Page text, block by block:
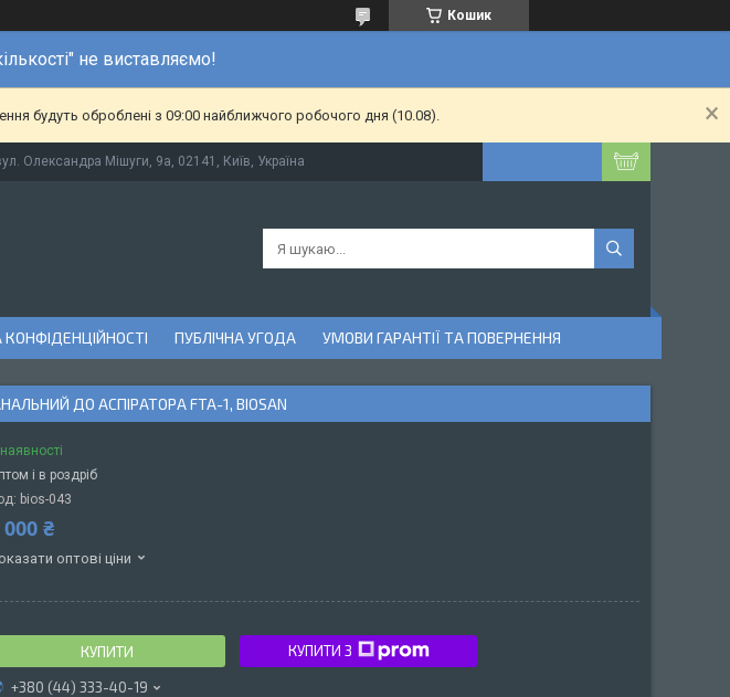
Кошик
не виставляємо!
будуть оброблені з 09:00 найближчого робочого дня (10.08).
Олександра Мішуги, 9а, 02141, Київ, Україна
КОНФІДЕНЦІЙНОСТІ ПУБЛІЧНА УГОДА УМОВИ ГАРАНТІЇ ТА ПОВЕРНЕННЯ
ДО АСПІРАТОРА FTA-1, BIOSAN
і в роздріб
bios-043
₴
оптові ціни
КУПИТИ КУПИТИ З
+380 (44) 333-40-19